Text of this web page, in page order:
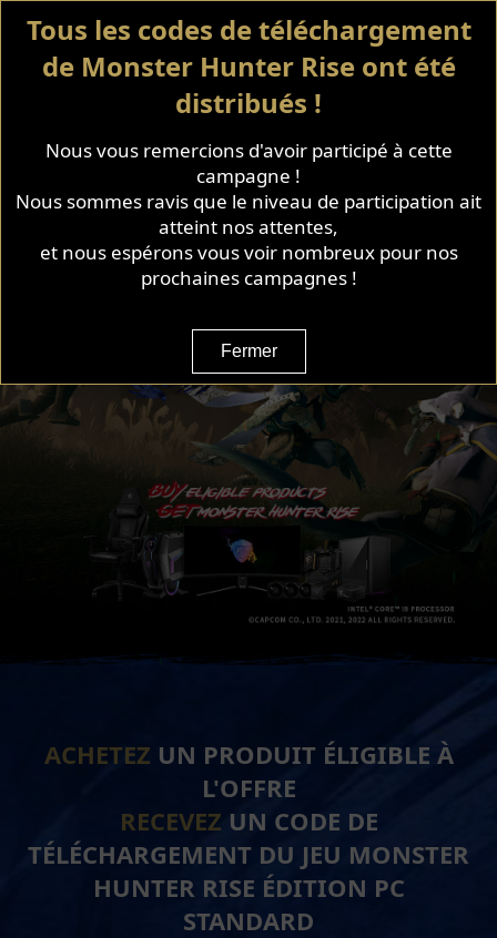
Tous les codes de téléchargement
de Monster Hunter Rise ont été
distribués !
Nous vous remercions d'avoir participé à cette
campagne !
Nous sommes ravis que le niveau de participation ait
atteint nos attentes,
et nous espérons vous voir nombreux pour nos
prochaines campagnes !
Fermer
ACHETEZ UN PRODUIT ÉLIGIBLE À
L'OFFRE
RECEVEZ UN CODE DE
TÉLÉCHARGEMENT DU JEU MONSTER
HUNTER RISE ÉDITION PC
STANDARD